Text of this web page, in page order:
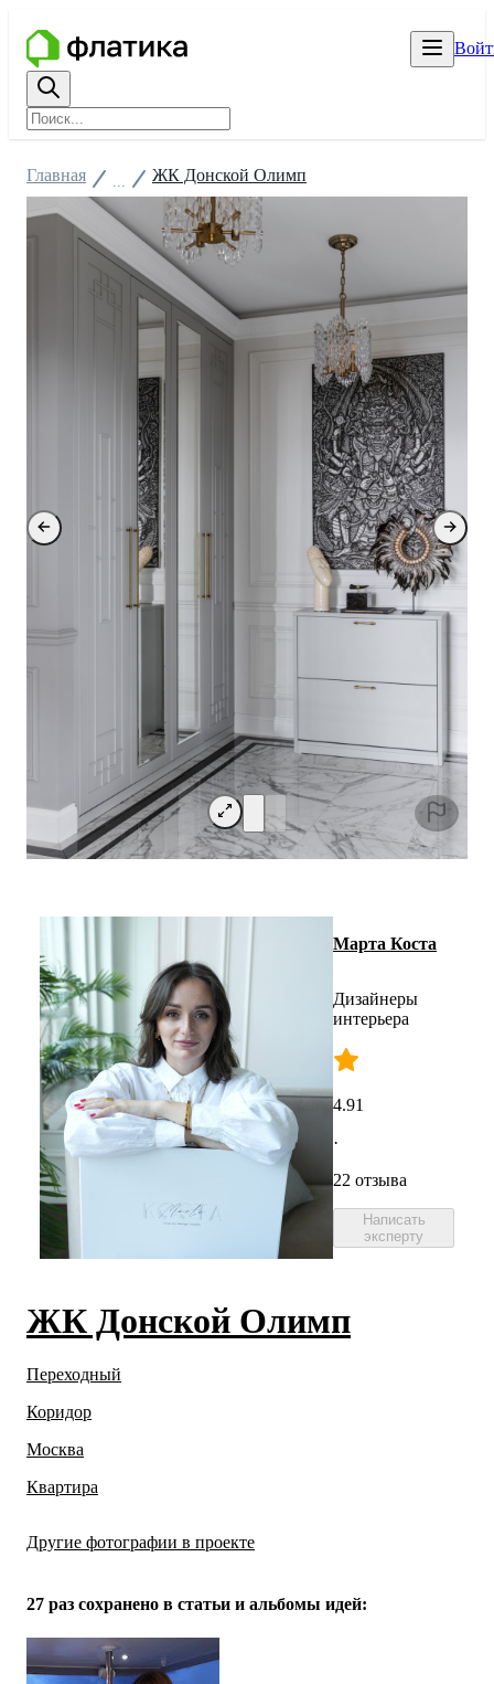
Главная ЖК Донской Олимп
Марта Коста
Дизайнеры
интерьера
4.91
·
22 отзыва
Написать
эксперту
ЖК Донской Олимп
Переходный
Коридор
Москва
Квартира
Другие фотографии в проекте
27 раз сохранено в статьи и альбомы идей: